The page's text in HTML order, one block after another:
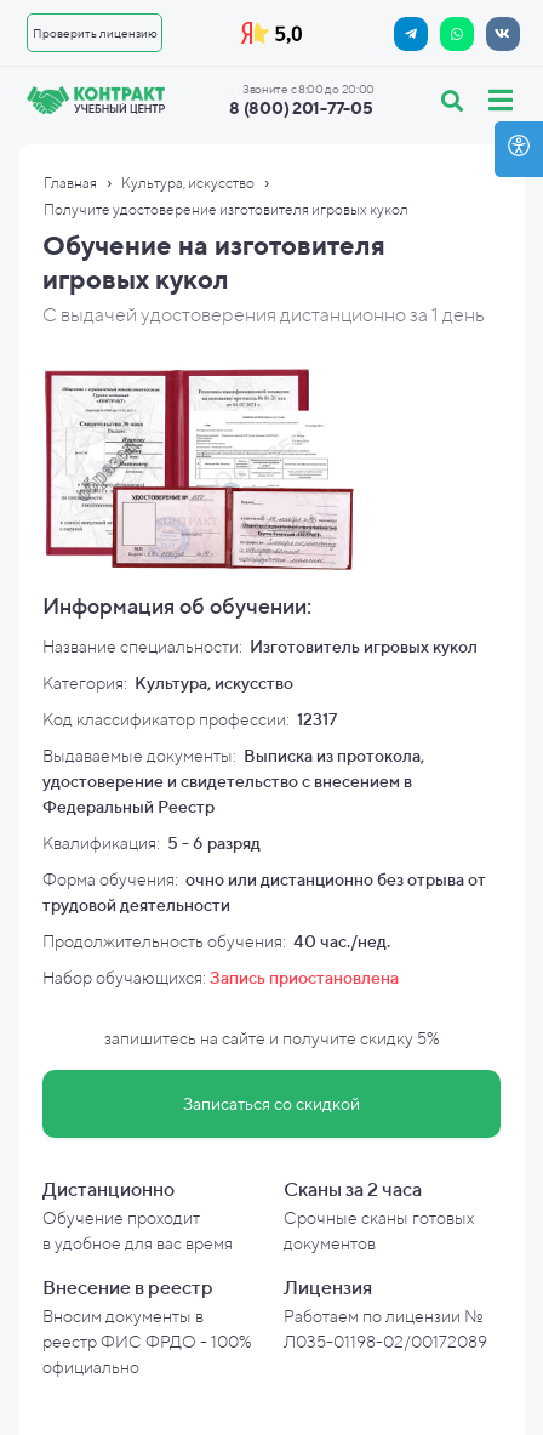
Проверить лицензию
8 (800) 201-77-05
Звоните с 8:00 до 20:00
Главная › Культура, искусство ›
Получите удостоверение изготовителя игровых кукол
Обучение на изготовителя
игровых кукол
С выдачей удостоверения дистанционно за 1 день
Информация об обучении:
Название специальности: Изготовитель игровых кукол
Категория: Культура, искусство
Код классификатор профессии: 12317
Выдаваемые документы: Выписка из протокола,
удостоверение и свидетельство с внесением в
Федеральный Реестр
Квалификация: 5 - 6 разряд
Форма обучения: очно или дистанционно без отрыва от
трудовой деятельности
Продолжительность обучения: 40 час./нед.
Набор обучающихся: Запись приостановлена
запишитесь на сайте и получите скидку 5%
Записаться со скидкой
Дистанционно
Обучение проходит
вудобное для вас время
Сканы за 2 часа
Срочные сканы готовых
документов
Внесение в реестр
Вносим документы в
реестр ФИС ФРДО - 100%
официально
Лицензия
Работаем по лицензии №
Л035-01198-02/00172089